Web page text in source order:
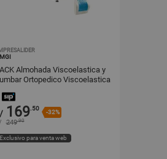
Almohada Viscoelastica y
Ortopedico Viscoelastica
169.50
-32%
249.90
Exclusivo para venta web